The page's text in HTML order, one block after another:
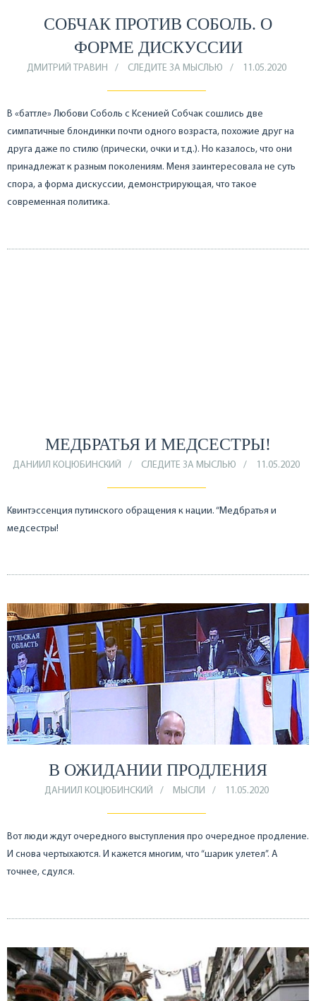
СОБЧАК ПРОТИВ СОБОЛЬ. О
ФОРМЕ ДИСКУССИИ
ДМИТРИЙ ТРАВИН СЛЕДИТЕ ЗА МЫСЛЬЮ 11.05.2020
В «баттле» Любови Соболь с Ксенией Собчак сошлись две
симпатичные блондинки почти одного возраста, похожие друг на
друга даже по стилю (прически, очки и т.д.). Но казалось, что они
принадлежат к разным поколениям. Меня заинтересовала не суть
спора, а форма дискуссии, демонстрирующая, что такое
современная политика.
МЕДБРАТЬЯ И МЕДСЕСТРЫ!
ДАНИИЛ КОЦЮБИНСКИЙ СЛЕДИТЕ ЗА МЫСЛЬЮ 11.05.2020
Квинтэссенция путинского обращения к нации. “Медбратья и
медсестры!
В ОЖИДАНИИ ПРОДЛЕНИЯ
ДАНИИЛ КОЦЮБИНСКИЙ МЫСЛИ 11.05.2020
Вот люди ждут очередного выступления про очередное продление.
И снова чертыхаются. И кажется многим, что “шарик улетел”. А
точнее, сдулся.